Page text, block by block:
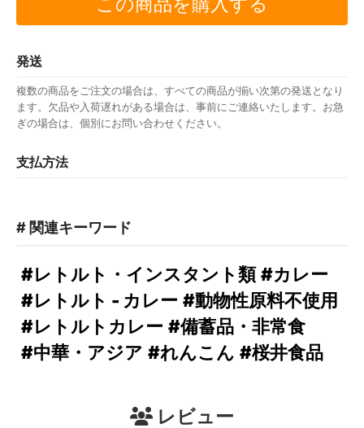
発送
複数の商品をご注文の場合は、すべての商品が揃い次第の発送となり
ます。欠品や入荷遅れがある場合は、事前にご連絡いたします。お急
ぎの場合は、個別にお問い合わせください。
支払方法
# 関連キーワード
#レトルト・インスタント類
#レトルトカレー
#桜井食品
#備蓄品・非常食
#動物性原料不使用
#中華・アジア
#カレー
#れんこん
#レトルト - カレー
レビュー